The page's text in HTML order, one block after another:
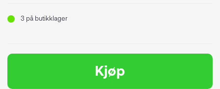
3 på butikklager
Kjøp